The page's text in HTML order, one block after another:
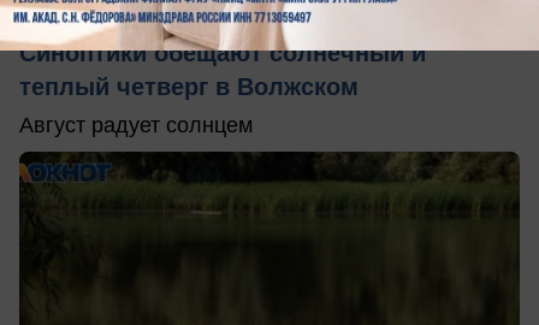
Общество
Синоптики обещают солнечный и
теплый четверг в Волжском
Август радует солнцем